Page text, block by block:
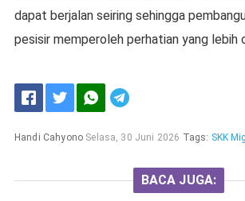
dapat berjalan seiring sehingga
pesisir memperoleh perhatian yang lebih
Handi Cahyono Selasa, 30 Juni 2026 Tags: SKK
BACA JUGA: